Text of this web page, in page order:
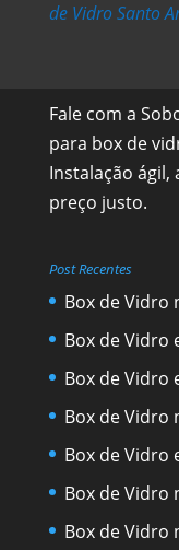
de Vidro Santo
Fale com a
para box de
Instalação
preço justo.
Post Recentes
Box de Vidro
Box de Vidro
Box de Vidro
Box de Vidro
Box de Vidro
Box de Vidro
Box de Vidro